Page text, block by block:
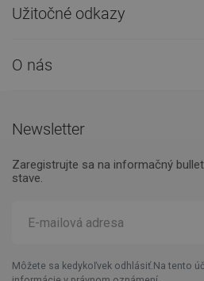
Užitočné odkazy
O nás
Newsletter
Zaregistrujte sa na informačný
stave.
Môžete sa kedykoľvek odhlásiť.Na tento